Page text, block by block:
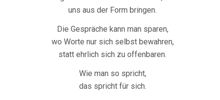
uns aus der Form bringen.
Die Gespräche kann man sparen,
wo Worte nur sich selbst bewahren,
statt ehrlich sich zu offenbaren.
Wie man so spricht,
das spricht für sich.